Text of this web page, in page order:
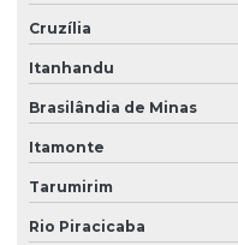
Cruzília
Itanhandu
Brasilândia de Minas
Itamonte
Tarumirim
Rio Piracicaba